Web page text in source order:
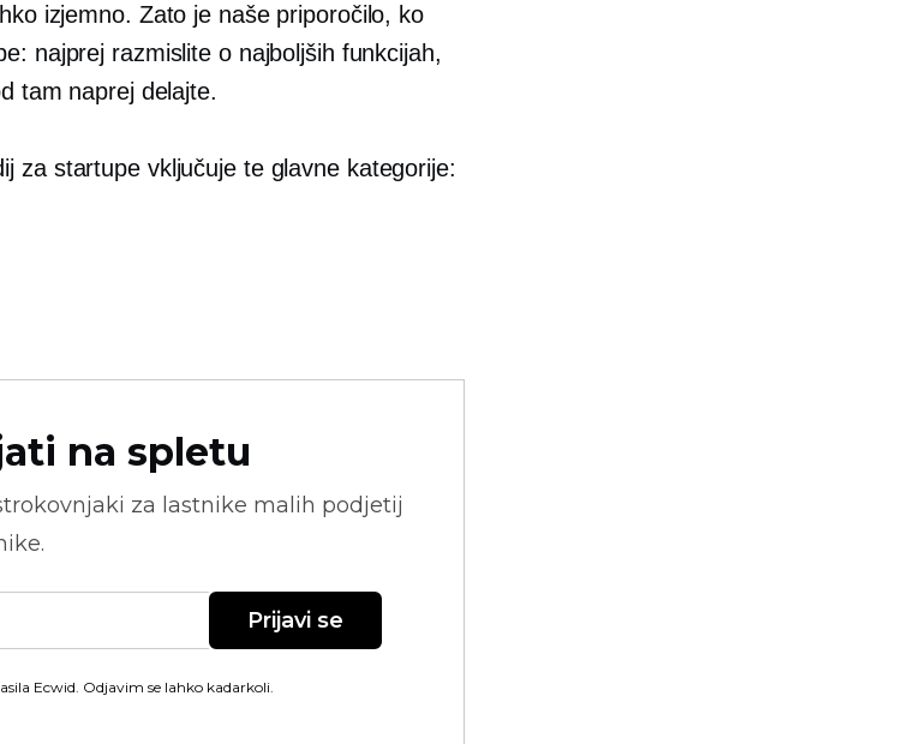
izjemno. Zato je naše priporočilo, ko
najprej razmislite o najboljših funkcijah,
tam naprej delajte.
za startupe vključuje te glavne kategorije:
na spletu
za lastnike malih podjetij
Prijavi se
Ecwid. Odjavim se lahko kadarkoli.